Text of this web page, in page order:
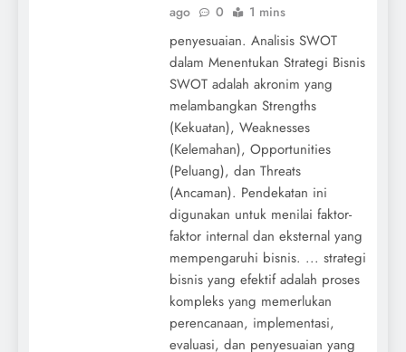
ago
0 1 mins
penyesuaian. Analisis SWOT
dalam Menentukan Strategi Bisnis
SWOT adalah akronim yang
melambangkan Strengths
(Kekuatan), Weaknesses
(Kelemahan), Opportunities
(Peluang), dan Threats
(Ancaman). Pendekatan ini
digunakan untuk menilai faktor-
faktor internal dan eksternal yang
mempengaruhi bisnis. ... strategi
bisnis yang efektif adalah proses
kompleks yang memerlukan
perencanaan, implementasi,
evaluasi, dan penyesuaian yang